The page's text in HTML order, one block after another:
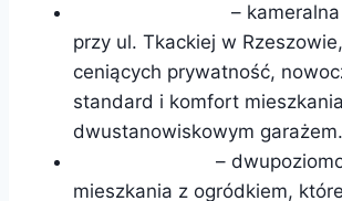
–
przy ul. Tkackiej w
ceniących prywatność,
standard i komfort
dwustanowiskowym garażem.
–
mieszkania z ogródkiem,